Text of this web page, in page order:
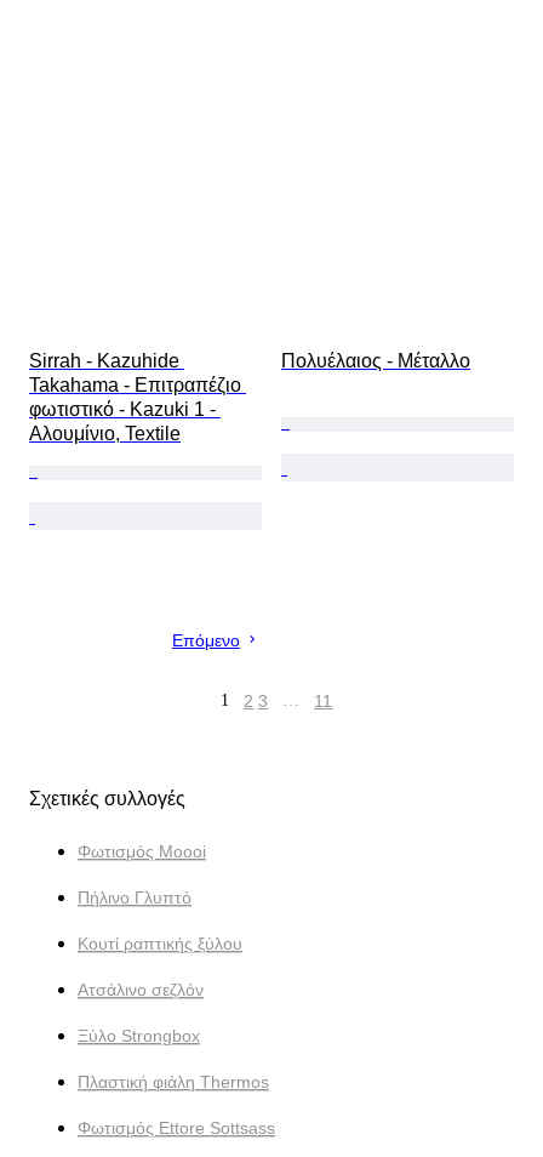
Sirrah - Kazuhide
Takahama - Επιτραπέζιο
φωτιστικό - Kazuki 1 -
Αλουμίνιο, Textile
Πολυέλαιος - Μέταλλο
Επόμενο
1 2 3 … 11
Σχετικές συλλογές
Φωτισμός Moooi
Πήλινο Γλυπτό
Κουτί ραπτικής ξύλου
Ατσάλινο σεζλόν
Ξύλο Strongbox
Πλαστική φιάλη Thermos
Φωτισμός Ettore Sottsass